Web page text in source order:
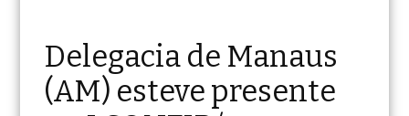
Delegacia de Manaus
(AM) esteve presente